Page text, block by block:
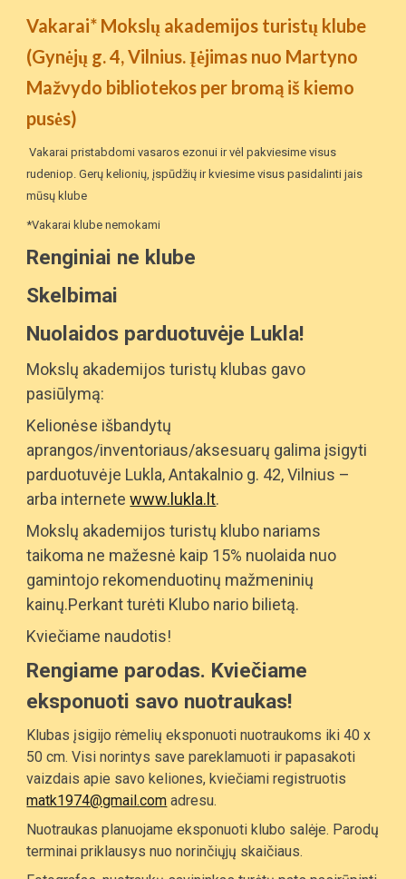
Vakarai* Mokslų akademijos turistų klube
(Gynėjų g. 4, Vilnius. Įėjimas nuo Martyno
Mažvydo bibliotekos per bromą iš kiemo
pusės)
Vakarai pristabdomi vasaros ezonui ir vėl pakviesime visus
rudeniop. Gerų kelionių, įspūdžių ir kviesime visus pasidalinti jais
mūsų klube
*Vakarai klube nemokami
Renginiai ne klube
Skelbimai
Nuolaidos parduotuvėje Lukla!
Mokslų akademijos turistų klubas gavo
pasiūlymą:
Kelionėse išbandytų
aprangos/inventoriaus/aksesuarų galima įsigyti
parduotuvėje Lukla, Antakalnio g. 42, Vilnius –
arba internete www.lukla.lt.
Mokslų akademijos turistų klubo nariams
taikoma ne mažesnė kaip 15% nuolaida nuo
gamintojo rekomenduotinų mažmeninių
kainų.Perkant turėti Klubo nario bilietą.
Kviečiame naudotis!
Rengiame parodas. Kviečiame
eksponuoti savo nuotraukas!
Klubas įsigijo rėmelių eksponuoti nuotraukoms iki 40 x
50 cm. Visi norintys save pareklamuoti ir papasakoti
vaizdais apie savo keliones, kviečiami registruotis
matk1974@gmail.com adresu.
Nuotraukas planuojame eksponuoti klubo salėje. Parodų
terminai priklausys nuo norinčiųjų skaičiaus.